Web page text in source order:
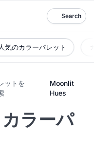
Search
人気のカラーパレット
ットを
Moonlit
Hues
ラーパ